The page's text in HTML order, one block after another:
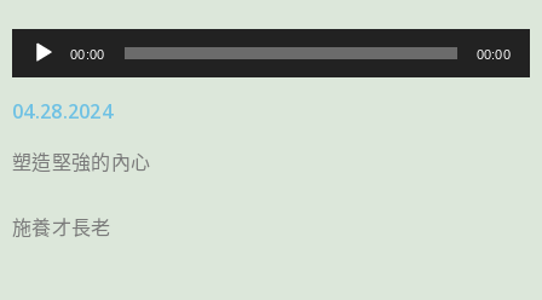
訊
播
放
00:00 00:00
04.28.2024
塑造堅強的內心
施養才長老